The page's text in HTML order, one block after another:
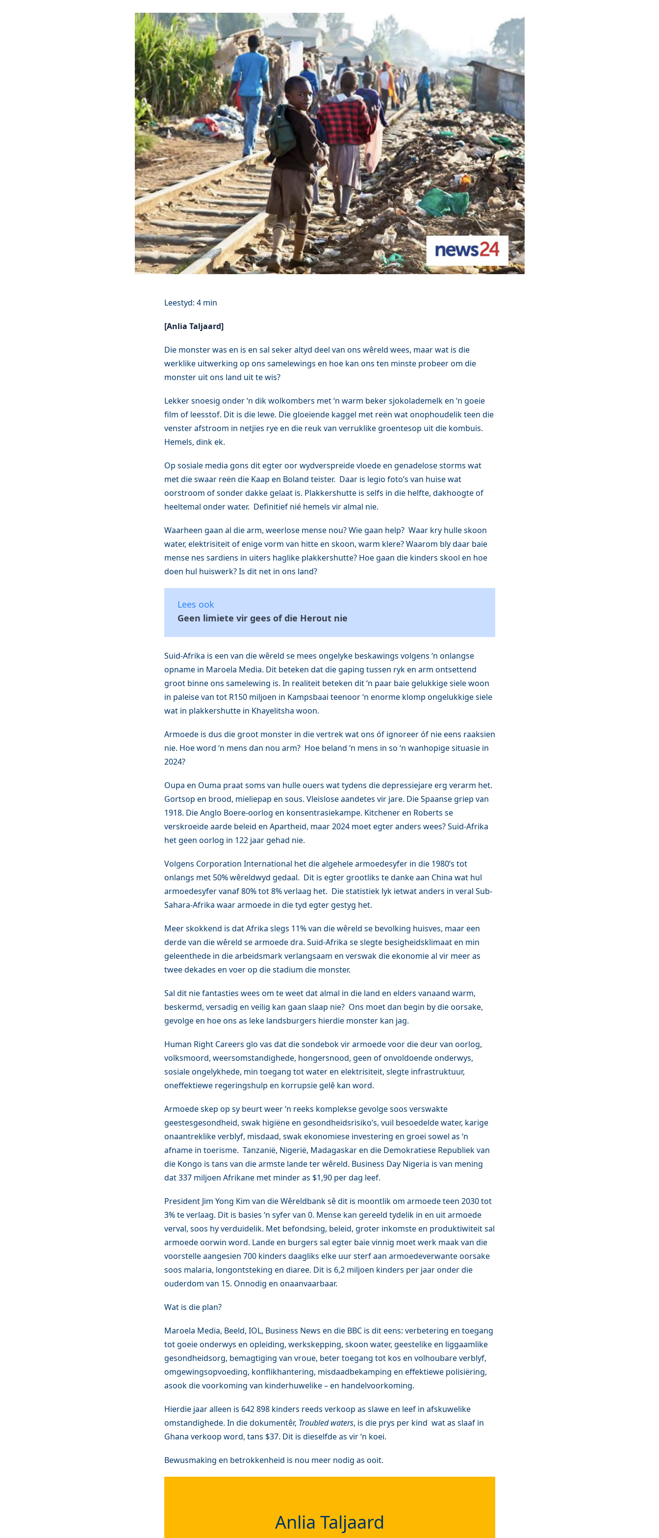
[Anlia Taljaard]
Die monster was en is en sal seker altyd deel van ons wêreld wees, maar wat is die
werklike uitwerking op ons samelewings en hoe kan ons ten minste probeer om die
monster uit ons land uit te wis?
Lekker snoesig onder ‘n dik wolkombers met ‘n warm beker sjokolademelk en ‘n goeie
film of leesstof. Dit is die lewe. Die gloeiende kaggel met reën wat onophoudelik teen die
venster afstroom in netjies rye en die reuk van verruklike groentesop uit die kombuis.
Hemels, dink ek.
Op sosiale media gons dit egter oor wydverspreide vloede en genadelose storms wat
met die swaar reën die Kaap en Boland teister. Daar is legio foto’s van huise wat
oorstroom of sonder dakke gelaat is. Plakkershutte is selfs in die helfte, dakhoogte of
heeltemal onder water. Definitief nié hemels vir almal nie.
Waarheen gaan al die arm, weerlose mense nou? Wie gaan help? Waar kry hulle skoon
water, elektrisiteit of enige vorm van hitte en skoon, warm klere? Waarom bly daar baie
mense nes sardiens in uiters haglike plakkershutte? Hoe gaan die kinders skool en hoe
doen hul huiswerk? Is dit net in ons land?
Lees ook
Geen limiete vir gees of die Herout nie
Suid-Afrika is een van die wêreld se mees ongelyke beskawings volgens ‘n onlangse
opname in Maroela Media. Dit beteken dat die gaping tussen ryk en arm ontsettend
groot binne ons samelewing is. In realiteit beteken dit ‘n paar baie gelukkige siele woon
in paleise van tot R150 miljoen in Kampsbaai teenoor ‘n enorme klomp ongelukkige siele
wat in plakkershutte in Khayelitsha woon.
Armoede is dus die groot monster in die vertrek wat ons óf ignoreer óf nie eens raaksien
nie. Hoe word ‘n mens dan nou arm? Hoe beland ‘n mens in so ‘n wanhopige situasie in
2024?
Oupa en Ouma praat soms van hulle ouers wat tydens die depressiejare erg verarm het.
Gortsop en brood, mieliepap en sous. Vleislose aandetes vir jare. Die Spaanse griep van
1918. Die Anglo Boere-oorlog en konsentrasiekampe. Kitchener en Roberts se
verskroeide aarde beleid en Apartheid, maar 2024 moet egter anders wees? Suid-Afrika
het geen oorlog in 122 jaar gehad nie.
Volgens Corporation International het die algehele armoedesyfer in die 1980’s tot
onlangs met 50% wêreldwyd gedaal. Dit is egter grootliks te danke aan China wat hul
armoedesyfer vanaf 80% tot 8% verlaag het. Die statistiek lyk ietwat anders in veral Sub-
Sahara-Afrika waar armoede in die tyd egter gestyg het.
Meer skokkend is dat Afrika slegs 11% van die wêreld se bevolking huisves, maar een
derde van die wêreld se armoede dra. Suid-Afrika se slegte besigheidsklimaat en min
geleenthede in die arbeidsmark verlangsaam en verswak die ekonomie al vir meer as
twee dekades en voer op die stadium die monster.
Sal dit nie fantasties wees om te weet dat almal in die land en elders vanaand warm,
beskermd, versadig en veilig kan gaan slaap nie? Ons moet dan begin by die oorsake,
gevolge en hoe ons as leke landsburgers hierdie monster kan jag.
Human Right Careers glo vas dat die sondebok vir armoede voor die deur van oorlog,
volksmoord, weersomstandighede, hongersnood, geen of onvoldoende onderwys,
sosiale ongelykhede, min toegang tot water en elektrisiteit, slegte infrastruktuur,
oneffektiewe regeringshulp en korrupsie gelê kan word.
Armoede skep op sy beurt weer ‘n reeks komplekse gevolge soos verswakte
geestesgesondheid, swak higiëne en gesondheidsrisiko’s, vuil besoedelde water, karige
onaantreklike verblyf, misdaad, swak ekonomiese investering en groei sowel as ‘n
afname in toerisme. Tanzanië, Nigerië, Madagaskar en die Demokratiese Republiek van
die Kongo is tans van die armste lande ter wêreld. Business Day Nigeria is van mening
dat 337 miljoen Afrikane met minder as $1,90 per dag leef.
President Jim Yong Kim van die Wêreldbank sê dit is moontlik om armoede teen 2030 tot
3% te verlaag. Dit is basies ‘n syfer van 0. Mense kan gereeld tydelik in en uit armoede
verval, soos hy verduidelik. Met befondsing, beleid, groter inkomste en produktiwiteit sal
armoede oorwin word. Lande en burgers sal egter baie vinnig moet werk maak van die
voorstelle aangesien 700 kinders daagliks elke uur sterf aan armoedeverwante oorsake
soos malaria, longontsteking en diaree. Dit is 6,2 miljoen kinders per jaar onder die
ouderdom van 15. Onnodig en onaanvaarbaar.
Wat is die plan?
Maroela Media, Beeld, IOL, Business News en die BBC is dit eens: verbetering en toegang
tot goeie onderwys en opleiding, werkskepping, skoon water, geestelike en liggaamlike
gesondheidsorg, bemagtiging van vroue, beter toegang tot kos en volhoubare verblyf,
omgewingsopvoeding, konflikhantering, misdaadbekamping en effektiewe polisiëring,
asook die voorkoming van kinderhuwelike – en handelvoorkoming.
Hierdie jaar alleen is 642 898 kinders reeds verkoop as slawe en leef in afskuwelike
omstandighede. In die dokumentêr, Troubled waters, is die prys per kind wat as slaaf in
Ghana verkoop word, tans $37. Dit is dieselfde as vir ‘n koei.
Bewusmaking en betrokkenheid is nou meer nodig as ooit.
Anlia Taljaard